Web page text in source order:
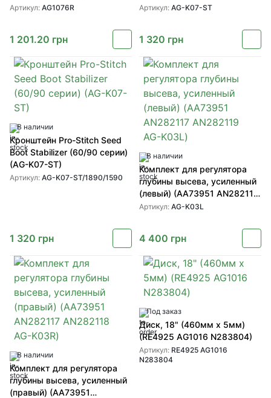
Артикул: AG1076R
1 201.20 грн
Артикул: AG-K07-ST
1 320 грн
В наличии
Кронштейн Pro-Stitch Seed
Boot Stabilizer (60/90 серии)
(AG-K07-ST)
Артикул: AG-K07-ST/1890/1590
1 320 грн
В наличии
Комплект для регулятора
глубины высева, усиленный
(левый) (AA73951 AN282117
AN282119 AG-K03L)
Артикул: AG-K03L
4 400 грн
В наличии
Комплект для регулятора
глубины высева, усиленный
(правый) (AA73951
Под заказ
Диск, 18" (460мм х 5мм)
(RE4925 AG1016 N283804)
Артикул: RE4925 AG1016
N283804